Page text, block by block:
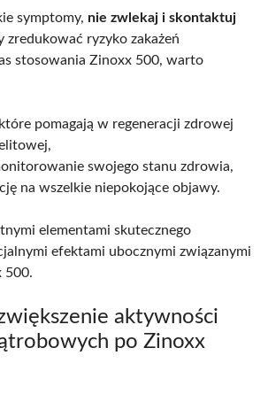
symptomy, nie zwlekaj i skontaktuj
zredukować ryzyko zakażeń
stosowania Zinoxx 500, warto
pomagają w regeneracji zdrowej
swojego stanu zdrowia,
na wszelkie niepokojące objawy.
elementami skutecznego
efektami ubocznymi związanymi
500.
aktywności
po Zinoxx